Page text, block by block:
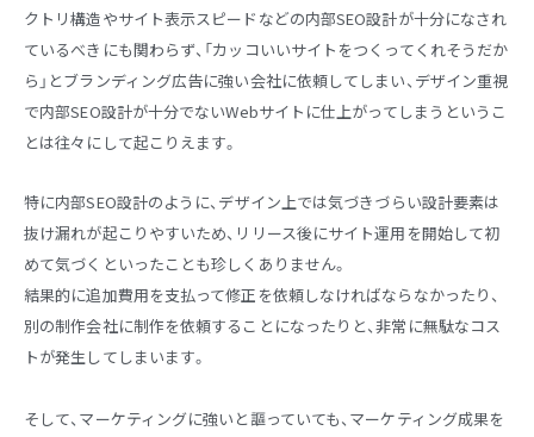
クトリ構造やサイト表示スピードなどの内部SEO設計が十分になされ
ているべきにも関わらず、「カッコいいサイトをつくってくれそうだか
ら」とブランディング広告に強い会社に依頼してしまい、デザイン重視
で内部SEO設計が十分でないWebサイトに仕上がってしまうというこ
とは往々にして起こりえます。
特に内部SEO設計のように、デザイン上では気づきづらい設計要素は
抜け漏れが起こりやすいため、リリース後にサイト運用を開始して初
めて気づくといったことも珍しくありません。
結果的に追加費用を支払って修正を依頼しなければならなかったり、
別の制作会社に制作を依頼することになったりと、非常に無駄なコス
トが発生してしまいます。
そして、マーケティングに強いと謳っていても、マーケティング成果を